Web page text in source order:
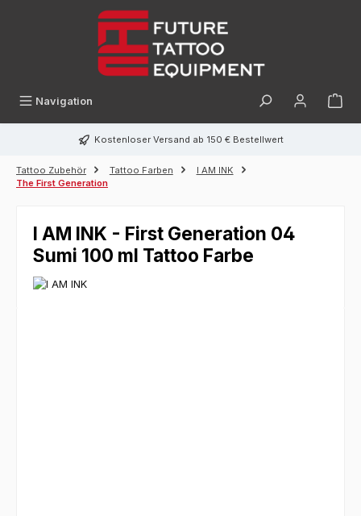
Navigation
Kostenloser Versand ab 150 € Bestellwert
Tattoo Zubehör Tattoo Farben
I AM INK
The First Generation
I AM INK - First Generation 04
Sumi 100 ml Tattoo Farbe